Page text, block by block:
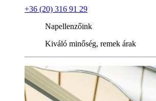
+36 (20) 316 91 29
Napellenzőink
Kiváló minőség, remek árak